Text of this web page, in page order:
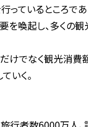
いるところであ
し、多くの観光
なく観光消費額
く。